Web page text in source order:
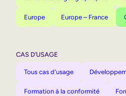
Europe Europe – France
CAS D’USAGE
Tous cas d'usage
Formation à la conformité